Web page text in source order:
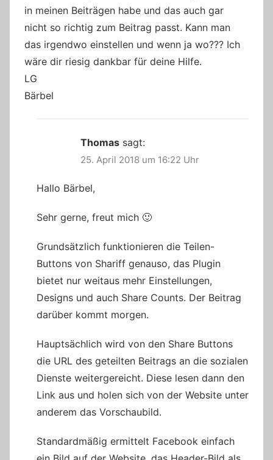
in meinen Beiträgen habe und das auch gar
nicht so richtig zum Beitrag passt. Kann man
das irgendwo einstellen und wenn ja wo??? Ich
wäre dir riesig dankbar für deine Hilfe.
LG
Bärbel
Thomas sagt:
25. April 2018 um 16:22 Uhr
Hallo Bärbel,
Sehr gerne, freut mich 🙂
Grundsätzlich funktionieren die Teilen-
Buttons von Shariff genauso, das Plugin
bietet nur weitaus mehr Einstellungen,
Designs und auch Share Counts. Der Beitrag
darüber kommt morgen.
Hauptsächlich wird von den Share Buttons
die URL des geteilten Beitrags an die sozialen
Dienste weitergereicht. Diese lesen dann den
Link aus und holen sich von der Website unter
anderem das Vorschaubild.
Standardmäßig ermittelt Facebook einfach